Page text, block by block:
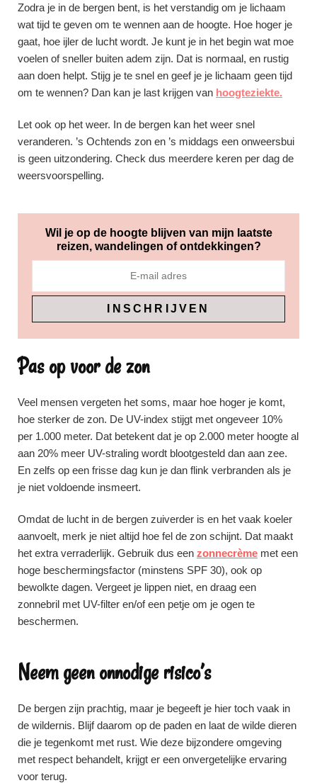
Zodra je in de bergen bent, is het verstandig om je lichaam
wat tijd te geven om te wennen aan de hoogte. Hoe hoger je
gaat, hoe ijler de lucht wordt. Je kunt je in het begin wat moe
voelen of sneller buiten adem zijn. Dat is normaal, en rustig
aan doen helpt. Stijg je te snel en geef je je lichaam geen tijd
om te wennen? Dan kan je last krijgen van hoogteziekte.
Let ook op het weer. In de bergen kan het weer snel
veranderen. ’s Ochtends zon en ’s middags een onweersbui
is geen uitzondering. Check dus meerdere keren per dag de
weersvoorspelling.
Wil je op de hoogte blijven van mijn laatste
reizen, wandelingen of ontdekkingen?
Pas op voor de zon
Veel mensen vergeten het soms, maar hoe hoger je komt,
hoe sterker de zon. De UV-index stijgt met ongeveer 10%
per 1.000 meter. Dat betekent dat je op 2.000 meter hoogte al
aan 20% meer UV-straling wordt blootgesteld dan aan zee.
En zelfs op een frisse dag kun je dan flink verbranden als je
je niet voldoende insmeert.
Omdat de lucht in de bergen zuiverder is en het vaak koeler
aanvoelt, merk je niet altijd hoe fel de zon schijnt. Dat maakt
het extra verraderlijk. Gebruik dus een zonnecrème met een
hoge beschermingsfactor (minstens SPF 30), ook op
bewolkte dagen. Vergeet je lippen niet, en draag een
zonnebril met UV-filter en/of een petje om je ogen te
beschermen.
Neem geen onnodige risico’s
De bergen zijn prachtig, maar je begeeft je hier toch vaak in
de wildernis. Blijf daarom op de paden en laat de wilde dieren
die je tegenkomt met rust. Wie deze bijzondere omgeving
met respect behandelt, krijgt er een onvergetelijke ervaring
voor terug.